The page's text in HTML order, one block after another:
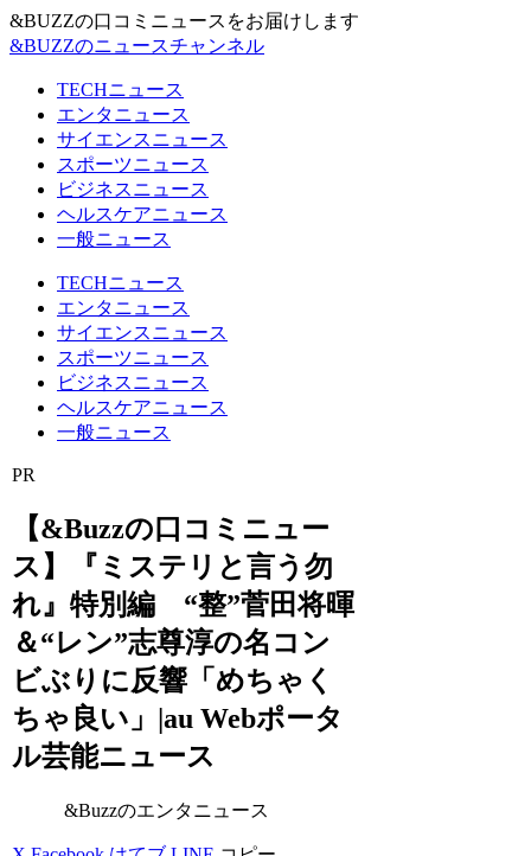
&BUZZの口コミニュースをお届けします
&BUZZのニュースチャンネル
TECHニュース
エンタニュース
サイエンスニュース
スポーツニュース
ビジネスニュース
ヘルスケアニュース
一般ニュース
TECHニュース
エンタニュース
サイエンスニュース
スポーツニュース
ビジネスニュース
ヘルスケアニュース
一般ニュース
PR
【&Buzzの口コミニュー
ス】『ミステリと言う勿
れ』特別編 “整”菅田将暉
＆“レン”志尊淳の名コン
ビぶりに反響「めちゃく
ちゃ良い」|au Webポータ
ル芸能ニュース
&Buzzのエンタニュース